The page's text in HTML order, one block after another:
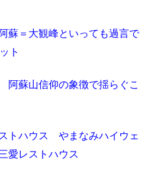
蘇＝大観峰といっても過言で
ト
阿蘇山信仰の象徴で揺らぐこ
トハウス やまなみハイウェ
愛レストハウス